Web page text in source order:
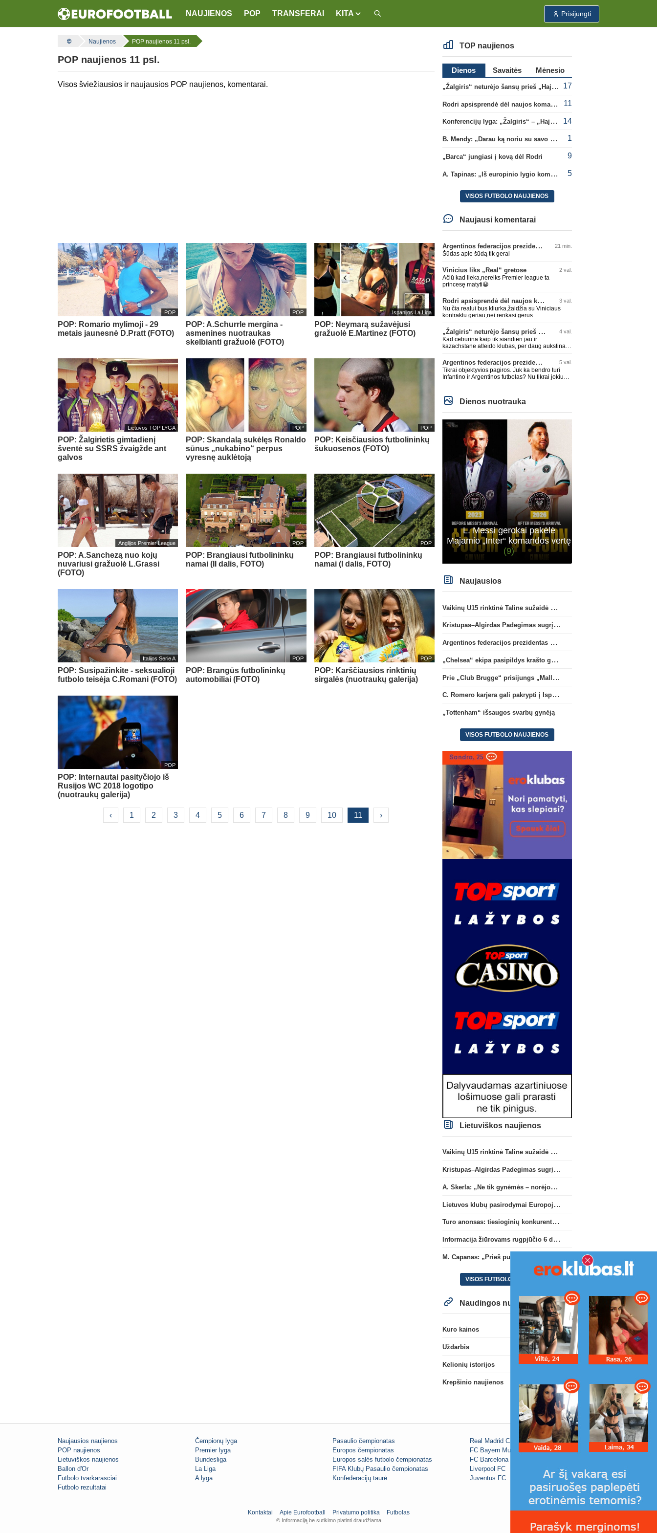
NAUJIENOS POP TRANSFERAI KITA Prisijungti
Naujienos POP naujienos 11 psl.
POP naujienos 11 psl.
Visos šviežiausios ir naujausios POP naujienos, komentarai.
POP
POP: Romario mylimoji - 29
metais jaunesnė D.Pratt (FOTO)
POP
POP: A.Schurrle mergina -
asmenines nuotraukas
skelbianti gražuolė (FOTO)
Ispanijos La Liga
POP: Neymarą sužavėjusi
gražuolė E.Martinez (FOTO)
Lietuvos TOP LYGA
POP: Žalgirietis gimtadienį
šventė su SSRS žvaigžde ant
galvos
POP
POP: Skandalą sukėlęs Ronaldo
sūnus „nukabino“ perpus
vyresnę auklėtoją
POP
POP: Keisčiausios futbolininkų
šukuosenos (FOTO)
Anglijos Premier League
POP: A.Sanchezą nuo kojų
nuvariusi gražuolė L.Grassi
(FOTO)
POP
POP: Brangiausi futbolininkų
namai (II dalis, FOTO)
POP
POP: Brangiausi futbolininkų
namai (I dalis, FOTO)
Italijos Serie A
POP: Susipažinkite - seksualioji
futbolo teisėja C.Romani (FOTO)
POP
POP: Brangūs futbolininkų
automobiliai (FOTO)
POP
POP: Karščiausios rinktinių
sirgalės (nuotraukų galerija)
POP
POP: Internautai pasityčiojo iš
Rusijos WC 2018 logotipo
(nuotraukų galerija)
‹ 1 2 3 4 5 6 7 8 9 10 11 ›
TOP naujienos
Dienos Savaitės
Mėnesio
„Žalgiris“ neturėjo šansų prieš „Hajduk“
17
Rodri apsisprendė dėl naujos komandos 11
Konferencijų lyga: „Žalgiris“ – „Hajduk“ (rungtynės tiesiogiai) 14
B. Mendy: „Darau ką noriu su savo pasaulio čempionato titulu“ 1
„Barca“ jungiasi į kovą dėl Rodri 9
A. Tapinas: „Iš europinio lygio komandos gavom gerų pamokų“ 5
VISOS FUTBOLO NAUJIENOS
Naujausi komentarai
Argentinos federacijos prezidentas C. Tapia negailėjo pagyrų G. Infantino 21 min.
Šūdas apie šūdą tik gerai
Vinicius liks „Real“ gretose 2 val.
Ačiū kad lieka,nereiks Premier league ta
princesę matyti😀
Rodri apsisprendė dėl naujos komandos 3 val.
Nu čia realui bus kliurka,žaidžia su Viniciaus
kontraktu geriau,nei renkasi gerus
„Žalgiris“ neturėjo šansų prieš „Hajduk“ 4 val.
Kad ceburina kaip tik siandien jau ir
kazachstane atleido klubas, per daug aukstinat
Argentinos federacijos prezidentas C. Tapia negailėjo pagyrų G. Infantino 5 val.
Tikrai objektyvios pagiros. Juk ka bendro turi
Infantino ir Argentinos futbolas? Nu tikrai jokiu
Dienos nuotrauka
L. Messi gerokai pakėlė
Majamio „Inter“ komandos vertę
(9)
Naujausios
Vaikinų U15 rinktinė Taline sužaidė pirmąsias kontrolines rungtynes
Kristupas–Algirdas Padegimas sugrįžta į FC „Hegelmann” B sudėtį
Argentinos federacijos prezidentas C. Tapia negailėjo pagyrų G. Infantino
„Chelsea“ ekipa pasipildys krašto gynėju P. Chavarria
Prie „Club Brugge“ prisijungs „Mallorca“ klube atsiskleidęs J. Virgili
C. Romero karjera gali pakrypti į Ispaniją
„Tottenham“ išsaugos svarbų gynėją
VISOS FUTBOLO NAUJIENOS
Lietuviškos naujienos
Vaikinų U15 rinktinė Taline sužaidė pirmąsias kontrolines rungtynes
Kristupas–Algirdas Padegimas sugrįžta į FC „Hegelmann” B sudėtį
A. Skerla: „Ne tik gynėmės – norėjome atakuoti“
Lietuvos klubų pasirodymai Europoje: patirti pralaimėjimai Kroatijos atstovams
Turo anonsas: tiesioginių konkurentų dvikova Gargžduose
Informacija žiūrovams rugpjūčio 6 d. UEFA rungtynėms
VISOS FUTBOLO NAUJIENOS
Naudingos nuorodos
Kuro kainos
Uždarbis
Kelionių istorijos
Krepšinio naujienos
Naujausios naujienos
POP naujienos
Lietuviškos naujienos
Ballon d'Or
Futbolo tvarkarasciai
Futbolo rezultatai
Čempionų lyga
Premier lyga
Bundesliga
La Liga
A lyga
Pasaulio čempionatas
Europos čempionatas
Europos salės futbolo čempionatas
FIFA Klubų Pasaulio čempionatas
Konfederacijų taurė
Real Madrid C.F.
FC Bayern Munich
FC Barcelona
Liverpool FC
Juventus FC
Kontaktai Apie Eurofootball Privatumo politika Futbolas
© Informaciją be sutikimo platinti draudžiama